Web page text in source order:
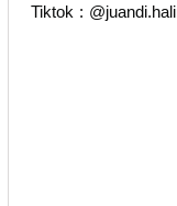
Tiktok :